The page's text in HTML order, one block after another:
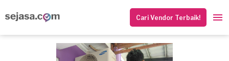
Cari Vendor Terbaik!